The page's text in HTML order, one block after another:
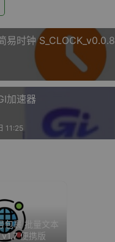
易时钟 S_CLOCK_v0.0.8
加速器
11:25
包裹 批量文本
便携版